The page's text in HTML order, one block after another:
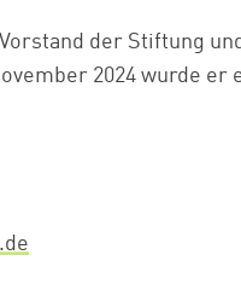
der Stiftung
2024 wurde